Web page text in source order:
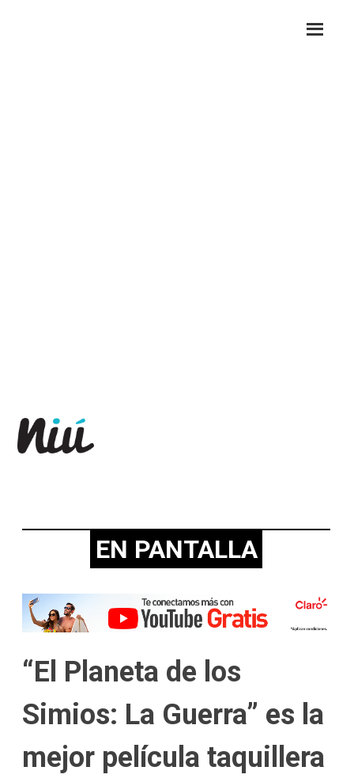
EN PANTALLA
“El Planeta de los
Simios: La Guerra” es la
mejor película taquillera